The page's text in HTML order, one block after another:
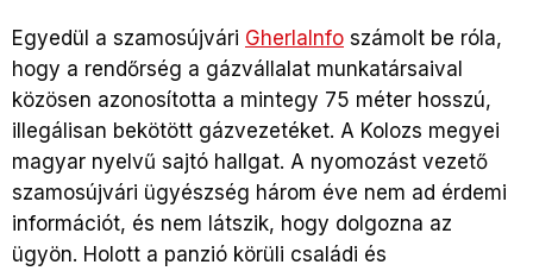
Egyedül a szamosújvári GherlaInfo számolt be róla,
hogy a rendőrség a gázvállalat munkatársaival
közösen azonosította a mintegy 75 méter hosszú,
illegálisan bekötött gázvezetéket. A Kolozs megyei
magyar nyelvű sajtó hallgat. A nyomozást vezető
szamosújvári ügyészség három éve nem ad érdemi
információt, és nem látszik, hogy dolgozna az
ügyön. Holott a panzió körüli családi és